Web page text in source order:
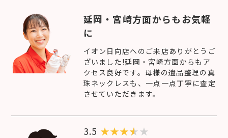
延岡・宮崎方面からもお気軽
に
イオン日向店へのご来店ありがとうご
ざいました!延岡・宮崎方面からもア
クセス良好です。母様の遺品整理の真
珠ネックレスも、一点一点丁寧に査定
させていただきます。
3.5 ★★★
★